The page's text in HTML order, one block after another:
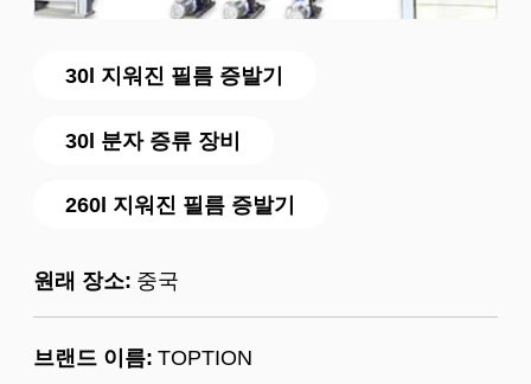
30l 지워진 필름 증발기
30l 분자 증류 장비
260l 지워진 필름 증발기
원래 장소: 중국
브랜드 이름: TOPTION